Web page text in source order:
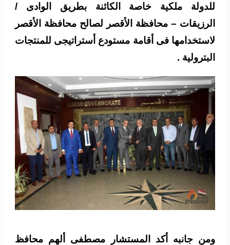
للدولة ملكية خاصة الكائنة بطريق الوادى /
الرزيقات – محافظة الأقصر لصالح محافظة الأقصر
لاستخدامها فى أقامة مستودع أستراتيجى للمنتجات
البترولية .
ومن جانبه أكد المستشار مصطفى ألهم محافظ